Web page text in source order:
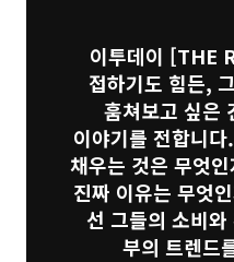
이투데이 [THE
접하기도 힘든,
훔쳐보고 싶은
이야기를 전합니
채우는 것은 무엇
진짜 이유는 무엇
선 그들의 소비
부의 트렌드